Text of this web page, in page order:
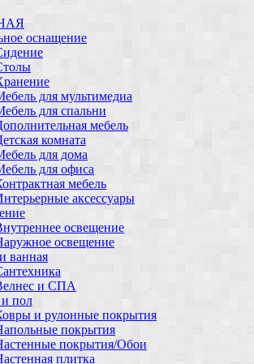
оснащение
для мультимедиа
для спальни
мебель
комната
для дома
для офиса
мебель
аксессуары
освещение
освещение
ванная
и СПА
пол
и рулонные покрытия
покрытия
покрытия/Обои
плитка